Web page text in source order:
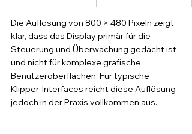
Die Auflösung von 800 × 480 Pixeln zeigt
klar, dass das Display primär für die
Steuerung und Überwachung gedacht ist
und nicht für komplexe grafische
Benutzeroberflächen. Für typische
Klipper-Interfaces reicht diese Auflösung
jedoch in der Praxis vollkommen aus.